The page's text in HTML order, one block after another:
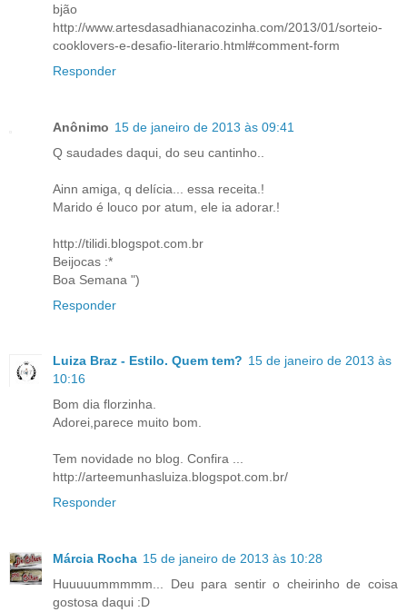
bjão
http://www.artesdasadhianacozinha.com/2013/01/sorteio-
cooklovers-e-desafio-literario.html#comment-form
Responder
Anônimo 15 de janeiro de 2013 às 09:41
Q saudades daqui, do seu cantinho..
Ainn amiga, q delícia... essa receita.!
Marido é louco por atum, ele ia adorar.!
http://tilidi.blogspot.com.br
Beijocas :*
Boa Semana ")
Responder
Luiza Braz - Estilo. Quem tem? 15 de janeiro de 2013 às
10:16
Bom dia florzinha.
Adorei,parece muito bom.
Tem novidade no blog. Confira ...
http://arteemunhasluiza.blogspot.com.br/
Responder
Márcia Rocha 15 de janeiro de 2013 às 10:28
Huuuuummmmm... Deu para sentir o cheirinho de coisa
gostosa daqui :D